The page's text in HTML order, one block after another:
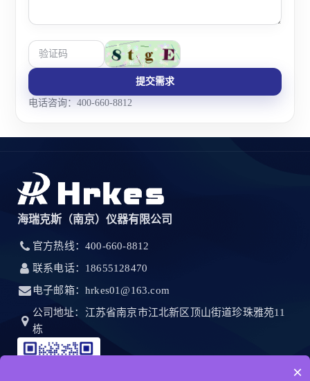
提交需求
电话咨询：400-660-8812
海瑞克斯（南京）仪器有限公司
官方热线：400-660-8812
联系电话：18655128470
电子邮箱：hrkes01@163.com
公司地址：江苏省南京市江北新区顶山街道珍珠雅苑11
栋
×